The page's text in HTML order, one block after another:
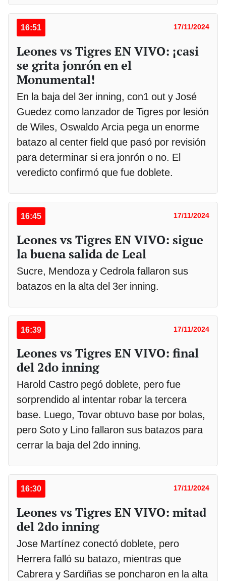
16:51 17/11/2024
Leones vs Tigres EN VIVO: ¡casi
se grita jonrón en el
Monumental!
En la baja del 3er inning, con1 out y José
Guedez como lanzador de Tigres por lesión
de Wiles, Oswaldo Arcia pega un enorme
batazo al center field que pasó por revisión
para determinar si era jonrón o no. El
veredicto confirmó que fue doblete.
16:45 17/11/2024
Leones vs Tigres EN VIVO: sigue
la buena salida de Leal
Sucre, Mendoza y Cedrola fallaron sus
batazos en la alta del 3er inning.
16:39 17/11/2024
Leones vs Tigres EN VIVO: final
del 2do inning
Harold Castro pegó doblete, pero fue
sorprendido al intentar robar la tercera
base. Luego, Tovar obtuvo base por bolas,
pero Soto y Lino fallaron sus batazos para
cerrar la baja del 2do inning.
16:30 17/11/2024
Leones vs Tigres EN VIVO: mitad
del 2do inning
Jose Martínez conectó doblete, pero
Herrera falló su batazo, mientras que
Cabrera y Sardiñas se poncharon en la alta